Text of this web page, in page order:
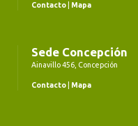
Contacto Mapa
Sede Concepción
Ainavillo 456, Concepción
Contacto Mapa